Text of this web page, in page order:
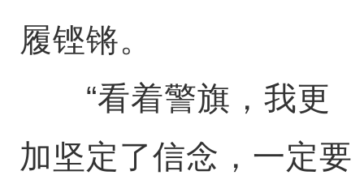
履铿锵。
“看着警旗，我更
加坚定了信念，一定要